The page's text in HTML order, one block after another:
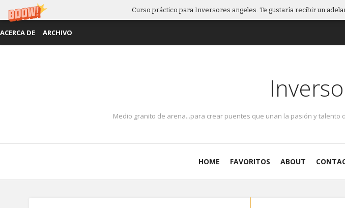
Curso práctico para Inversores angeles. Te gustaría recibir un
ACERCA DE ARCHIVO
Medio granito de arena...para crear puentes que unan la pasión y
HOME FAVORITOS ABOUT